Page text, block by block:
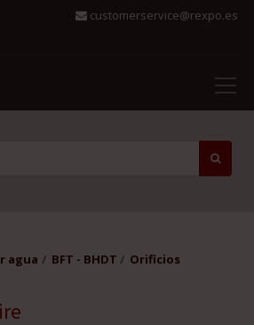
customerservice@rexpo.es
agua BFT - BHDT
Orificios